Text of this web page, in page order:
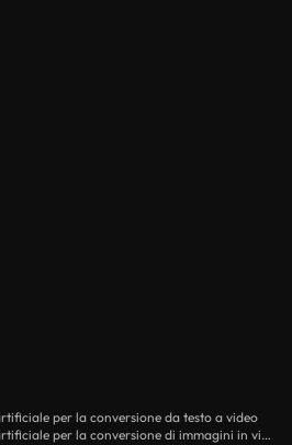
per la conversione da testo a video
Flussi di lavoro di intelligenza artificiale per la conversione di immagini in video